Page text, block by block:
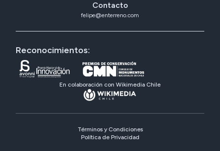
Contacto
felipe@enterreno.com
Reconocimientos:
En colaboración con Wikimedia Chile
Términos y Condiciones
Política de Privacidad